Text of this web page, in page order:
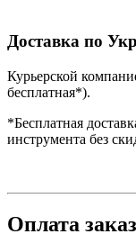
Доставка по
Курьерской
бесплатная*).
*Бесплатная
инструмента без
Оплата